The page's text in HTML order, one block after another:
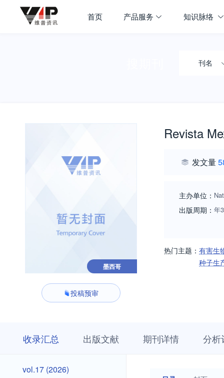
首页 产品服务 知识脉络
刊名
墨西哥
投稿预审
Revista
发文量
主办单位：
出版周期： 年
热门主题： 有害生
种子生
收录汇总 出版文献 期刊详情 分析
vol.17
(2026)
vol.17 (2026)